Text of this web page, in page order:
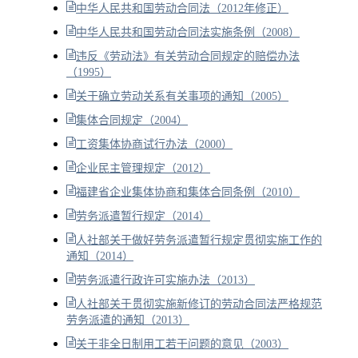
中华人民共和国劳动合同法（2012年修正）
中华人民共和国劳动合同法实施条例（2008）
违反《劳动法》有关劳动合同规定的赔偿办法
（1995）
关于确立劳动关系有关事项的通知（2005）
集体合同规定（2004）
工资集体协商试行办法（2000）
企业民主管理规定（2012）
福建省企业集体协商和集体合同条例（2010）
劳务派遣暂行规定（2014）
人社部关于做好劳务派遣暂行规定贯彻实施工作的
通知（2014）
劳务派遣行政许可实施办法（2013）
人社部关于贯彻实施新修订的劳动合同法严格规范
劳务派遣的通知（2013）
关于非全日制用工若干问题的意见（2003）